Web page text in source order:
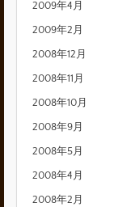
2009年4月
2009年2月
2008年12月
2008年11月
2008年10月
2008年9月
2008年5月
2008年4月
2008年2月